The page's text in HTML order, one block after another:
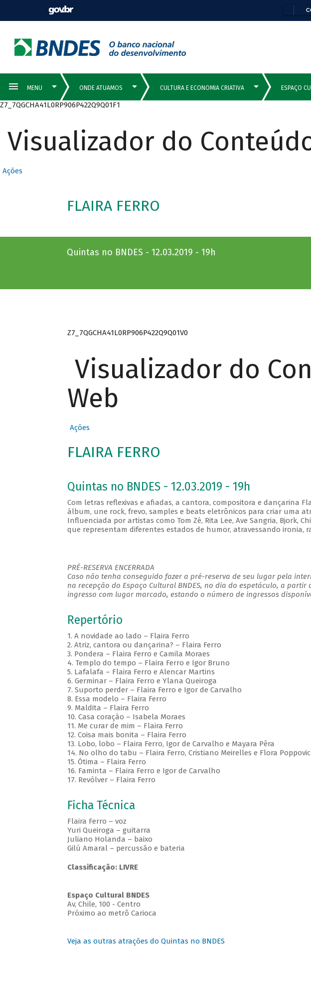
Z7_7QGCHA41L0RP906P422Q9Q01F1
Visualizador do
Ações
FLAIRA FERRO
Quintas no BNDES - 12.03.2019 - 19h
Z7_7QGCHA41L0RP906P422Q9Q01V0
Visualizador do
Web
Ações
FLAIRA FERRO
Quintas no BNDES - 12.03.2019 - 19h
Com letras reflexivas e afiadas, a cantora, compositora e dançarina
álbum, une rock, frevo, samples e beats eletrônicos para criar uma
Influenciada por artistas como Tom Zé, Rita Lee, Ave Sangria, Bjork,
que representam diferentes estados de humor, atravessando ironia,
PRÉ-RESERVA ENCERRADA
Caso não tenha conseguido fazer a pré-reserva de seu lugar pela
na recepção do Espaço Cultural BNDES, no dia do espetáculo, a partir
ingresso com lugar marcado, estando o número de ingressos
Repertório
1. A novidade ao lado – Flaira Ferro
2. Atriz, cantora ou dançarina? – Flaira Ferro
3. Pondera – Flaira Ferro e Camila Moraes
4. Templo do tempo – Flaira Ferro e Igor Bruno
5. Lafalafa – Flaira Ferro e Alencar Martins
6. Germinar – Flaira Ferro e Ylana Queiroga
7. Suporto perder – Flaira Ferro e Igor de Carvalho
8. Essa modelo – Flaira Ferro
9. Maldita – Flaira Ferro
10. Casa coração – Isabela Moraes
11. Me curar de mim – Flaira Ferro
12. Coisa mais bonita – Flaira Ferro
13. Lobo, lobo – Flaira Ferro, Igor de Carvalho e Mayara Pêra
14. No olho do tabu – Flaira Ferro, Cristiano Meirelles e Flora Poppovic
15. Ótima – Flaira Ferro
16. Faminta – Flaira Ferro e Igor de Carvalho
17. Revólver – Flaira Ferro
Ficha Técnica
Flaira Ferro – voz
Yuri Queiroga – guitarra
Juliano Holanda – baixo
Gilú Amaral – percussão e bateria
Classificação: LIVRE
Espaço Cultural BNDES
Av, Chile, 100 - Centro
Próximo ao metrô Carioca
Veja as outras atrações do Quintas no BNDES